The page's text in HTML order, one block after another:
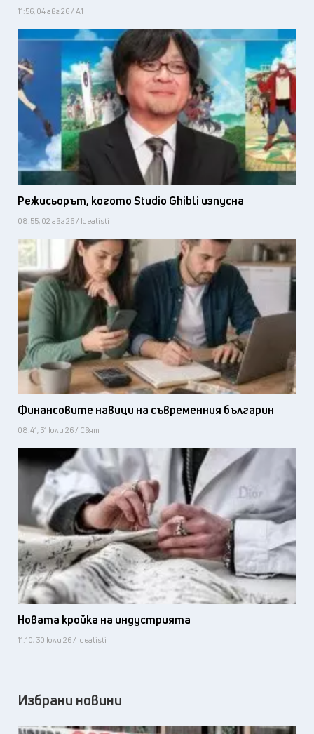
11:56, 04 авг 26 / А1
Режисьорът, когото Studio Ghibli изпусна
08:55, 02 авг 26 / Idealisti
Финансовите навици на съвременния българин
08:41, 31 юли 26 / Свят
Новата кройка на индустрията
11:10, 30 юли 26 / Idealisti
Избрани новини